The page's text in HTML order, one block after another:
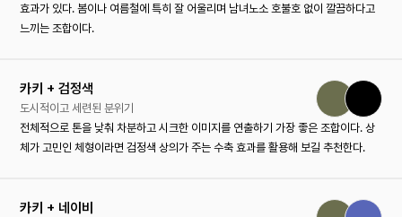
효과가 있다. 봄이나 여름철에 특히 잘 어울리며 남녀노소 호불호 없이 깔끔하다고
느끼는 조합이다.
카키 + 검정색
도시적이고 세련된 분위기
전체적으로 톤을 낮춰 차분하고 시크한 이미지를 연출하기 가장 좋은 조합이다. 상
체가 고민인 체형이라면 검정색 상의가 주는 수축 효과를 활용해 보길 추천한다.
카키 + 네이비